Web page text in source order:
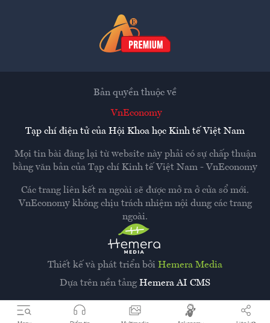
Thiết kế và phát triển bởi Hemera Media
Dựa trên nền tảng Hemera AI CMS
Bản quyền thuộc về
VnEconomy
Tạp chí điện tử của Hội Khoa học Kinh tế Việt Nam
Mọi tin bài đăng lại từ website này phải có sự chấp thuận
bằng văn bản của Tạp chí Kinh tế Việt Nam - VnEconomy
Các trang liên kết ra ngoài sẽ được mở ra ở cửa sổ mới.
VnEconomy không chịu trách nhiệm nội dung các trang
ngoài.